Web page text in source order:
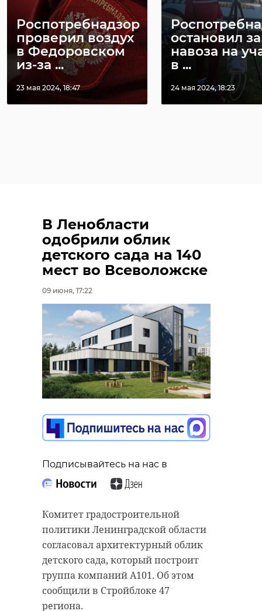
Роспотребнадзор
проверил воздух
в Федоровском
из-за ...
23 мая 2024, 18:47
остановил
навоза на
в ...
24 мая 2024, 18:23
В Ленобласти
одобрили облик
детского сада на 140
мест во Всеволожске
09 июня, 17:22
Подписывайтесь на нас в
Комитет градостроительной
политики Ленинградской области
согласовал архитектурный облик
детского сада, который построит
группа компаний А101. Об этом
сообщили в Стройблоке 47
региона.